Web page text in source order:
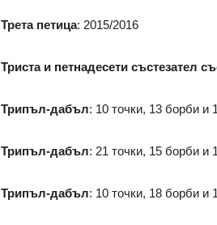
Трета петица: 2015/2016
Триста и петнадесети състезател
Трипъл-дабъл: 10 точки, 13 борби и
Трипъл-дабъл: 21 точки, 15 борби и
Трипъл-дабъл: 10 точки, 18 борби и